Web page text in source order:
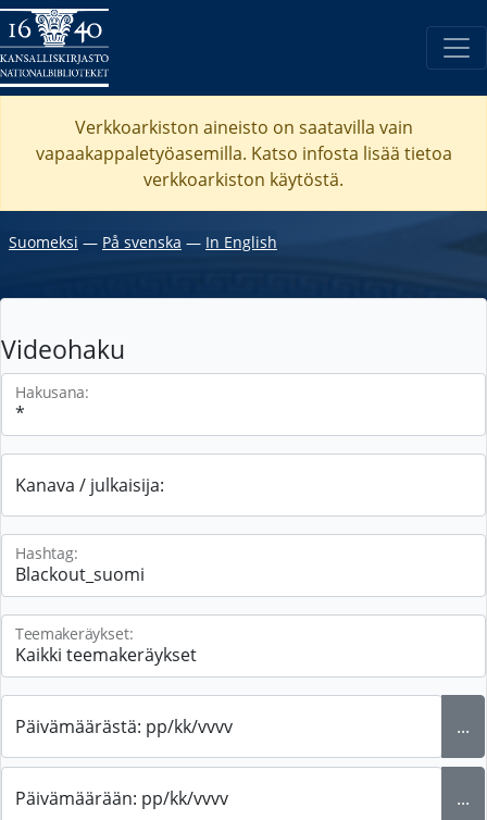
Verkkoarkiston aineisto on saatavilla vain
vapaakappaletyöasemilla. Katso infosta lisää tietoa
verkkoarkiston käytöstä.
Suomeksi ― På svenska ― In English
Videohaku
Hakusana:
Kanava / julkaisija:
Hashtag:
Teemakeräykset:
Päivämäärästä: pp/kk/vvvv ...
Päivämäärään: pp/kk/vvvv ...